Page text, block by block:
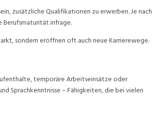
zusätzliche Qualifikationen zu erwerben. Je nach
Berufsmaturität infrage.
sondern eröffnen oft auch neue Karrierewege.
temporäre Arbeitseinsätze oder
Sprachkenntnisse – Fähigkeiten, die bei vielen